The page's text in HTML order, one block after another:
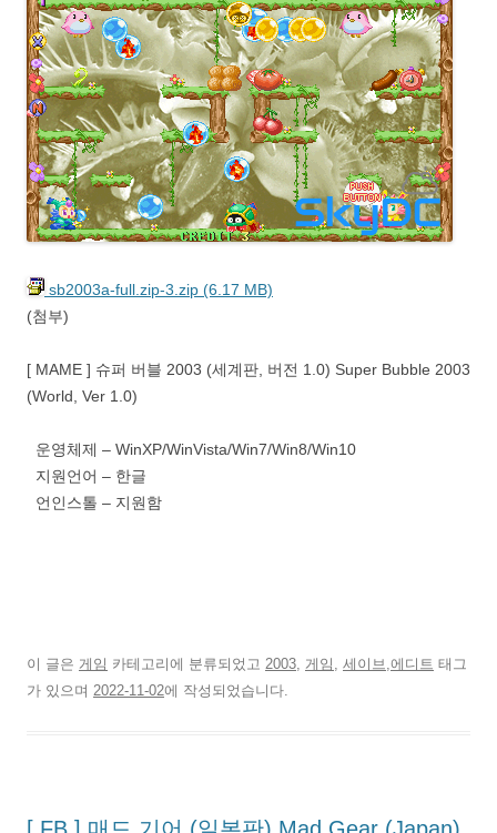
sb2003a-full.zip-3.zip (6.17 MB)
(첨부)
[ MAME ] 슈퍼 버블 2003 (세계판, 버전 1.0) Super Bubble 2003
(World, Ver 1.0)
운영체제 – WinXP/WinVista/Win7/Win8/Win10
지원언어 – 한글
언인스톨 – 지원함
이 글은 게임 카테고리에 분류되었고 2003, 게임 , 세이브,에디트 태그
가 있으며 2022-11-02에 작성되었습니다.